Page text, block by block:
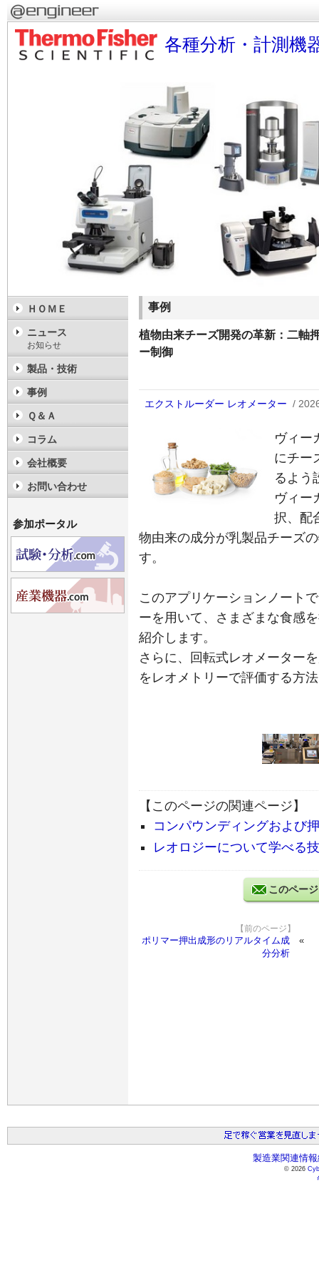
各種分析・計測機
事例
植物由来チーズ開発の革新：二軸
ー制御
エクストルーダー レオメーター /
ヴィー
にチー
るよう
ヴィー
択、配
物由来の成分が乳製品チーズ
す。
このアプリケーションノート
ーを用いて、さまざまな食感
紹介します。
さらに、回転式レオメーター
をレオメトリーで評価する方
【このページの関連ページ】
コンパウンディングおよび
レオロジーについて学べる
このペー
【前のページ】
ポリマー押出成形のリアルタイム成
分分析
ＨＯＭＥ
ニュース
お知らせ
製品・技術
事例
Ｑ＆Ａ
コラム
会社概要
お問い合わせ
参加ポータル
製造業関連情
© 2026